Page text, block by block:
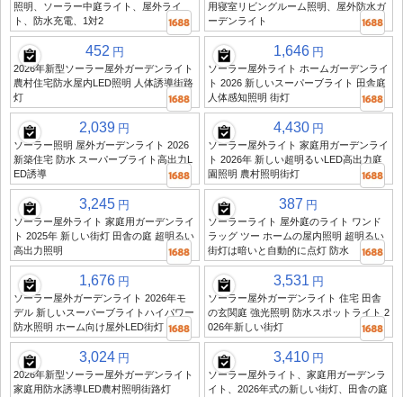
照明、ソーラー中庭ライト、屋外ライ
ト、防水充電、1対2
用寝室リビングルーム照明、屋外防水ガ
ーデンライト
452 円
2026年新型ソーラー屋外ガーデンライト
農村住宅防水屋内LED照明 人体誘導街路
灯
1,646 円
ソーラー屋外ライト ホームガーデンライ
ト 2026 新しいスーパーブライト 田舎庭
人体感知照明 街灯
2,039 円
ソーラー照明 屋外ガーデンライト 2026
新築住宅 防水 スーパーブライト高出力L
ED誘導
4,430 円
ソーラー屋外ライト 家庭用ガーデンライ
ト 2026年 新しい超明るいLED高出力庭
園照明 農村照明街灯
3,245 円
ソーラー屋外ライト 家庭用ガーデンライ
ト 2025年 新しい街灯 田舎の庭 超明るい
高出力照明
387 円
ソーラーライト 屋外庭のライト ワンド
ラッグ ツー ホームの屋内照明 超明るい
街灯は暗いと自動的に点灯 防水
1,676 円
ソーラー屋外ガーデンライト 2026年モ
デル 新しいスーパーブライトハイパワー
防水照明 ホーム向け屋外LED街灯
3,531 円
ソーラー屋外ガーデンライト 住宅 田舎
の玄関庭 強光照明 防水スポットライト 2
026年新しい街灯
3,024 円
2026年新型ソーラー屋外ガーデンライト
家庭用防水誘導LED農村照明街路灯
3,410 円
ソーラー屋外ライト、家庭用ガーデンラ
イト、2026年式の新しい街灯、田舎の庭